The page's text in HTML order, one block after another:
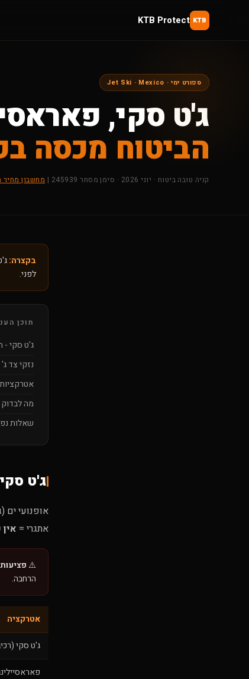
KTB
KTB Protect
ספורט ימי · Jet Ski · Mexico
ג'ט סקי,
הביטוח מכסה
קניה טובה ביטוח · יוני 2026 · סימן מסחר 245939 | מחשבון מחיר
בקצרה:
לפני.
תוכן
ג'ט סקי -
נזקי צד ג'
מה לבדוק
שאלות
ג'ט
אופנועי ים
אתגרי = אין
⚠️
הרחבה.
אטרקציה
ג'ט סקי